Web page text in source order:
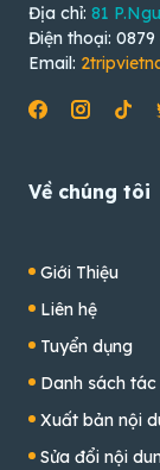
Địa chỉ: 81
Điện thoại: 0879
Email:
Về chúng tôi
Giới Thiệu
Liên hệ
Tuyển dụng
Danh sách tác
Xuất bản nội
Sửa đổi nội